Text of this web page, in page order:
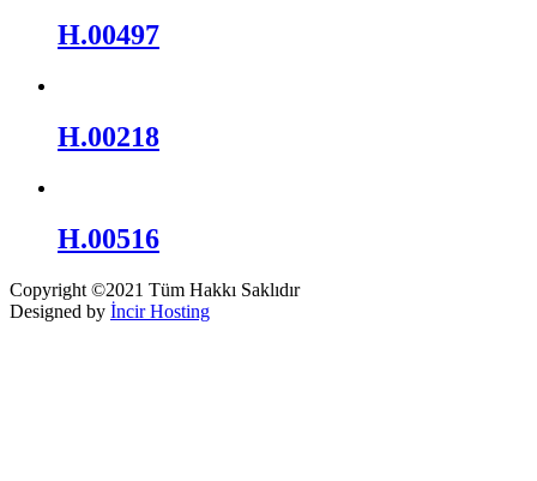
H.00497
H.00218
H.00516
Copyright ©2021 Tüm Hakkı Saklıdır
Designed by İncir Hosting